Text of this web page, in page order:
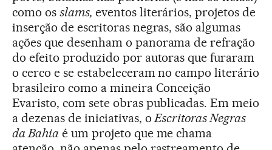
como os slams, eventos literários, projetos de
inserção de escritoras negras, são algumas
ações que desenham o panorama de refração
do efeito produzido por autoras que furaram
o cerco e se estabeleceram no campo literário
brasileiro como a mineira Conceição
Evaristo, com sete obras publicadas. Em meio
a dezenas de iniciativas, oEscritoras Negras
da Bahia é um projeto que me chama